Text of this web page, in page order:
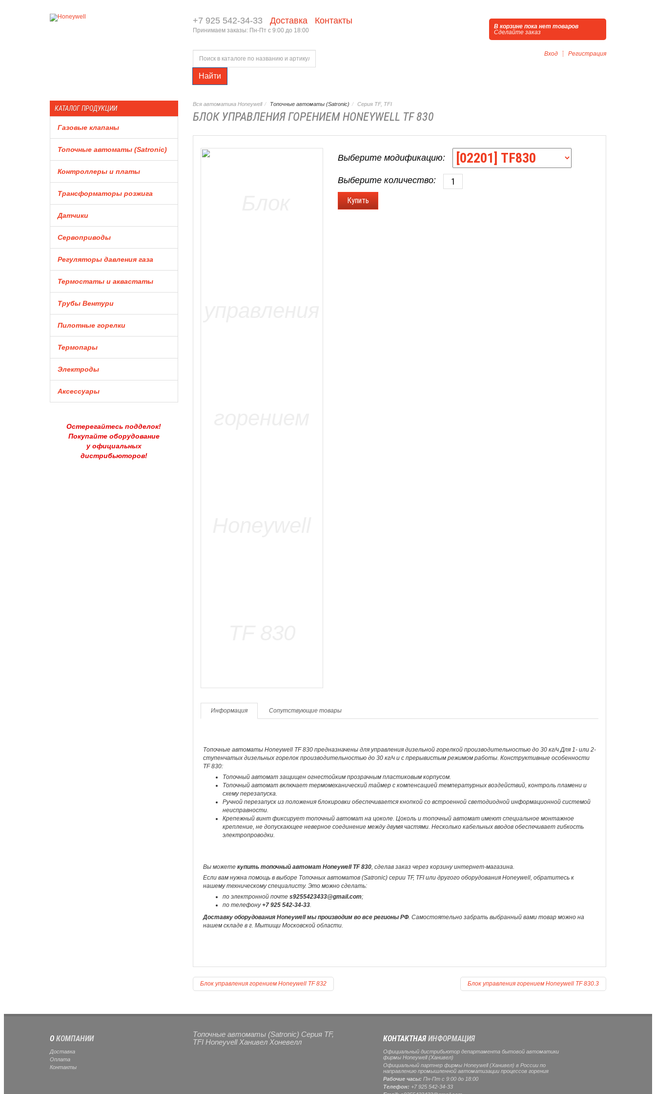
+7 925 542-34-33 Доставка Контакты
Принимаем заказы: Пн-Пт с 9:00 до 18:00
В корзине пока нет товаров
Сделайте заказ
Найти
Вход Регистрация
КАТАЛОГ ПРОДУКЦИИ
Газовые клапаны
Топочные автоматы (Satronic)
Контроллеры и платы
Трансформаторы розжига
Датчики
Сервоприводы
Регуляторы давления газа
Термостаты и аквастаты
Трубы Вентури
Пилотные горелки
Термопары
Электроды
Аксессуары
Остерегайтесь подделок!
Покупайте оборудование
у официальных
дистрибьюторов!
Вся автоматика Honeywell Топочные автоматы (Satronic) Серия TF, TFI
БЛОК УПРАВЛЕНИЯ ГОРЕНИЕМ HONEYWELL TF 830
Выберите модификацию:
Выберите количество:
Информация Сопутствующие товары
Топочные автоматы Honeywell TF 830 предназначены для управления дизельной горелкой производительностью до 30 кг/ч Для 1- или 2-
ступенчатых дизельных горелок производительностью до 30 кг/ч и с прерывистым режимом работы. Конструктивные особенности
TF 830:
Топочный автомат защищен огнестойким прозрачным пластиковым корпусом.
Топочный автомат включает термомеханический таймер с компенсацией температурных воздействий, контроль пламени и
схему перезапуска.
Ручной перезапуск из положения блокировки обеспечивается кнопкой со встроенной светодиодной информационной системой
неисправности.
Крепежный винт фиксирует топочный автомат на цоколе. Цоколь и топочный автомат имеют специальное монтажное
крепление, не допускающее неверное соединение между двумя частями. Несколько кабельных вводов обеспечивает гибкость
электропроводки.
Вы можете купить топочный автомат Honeywell TF 830, сделав заказ через корзину интернет-магазина.
Если вам нужна помощь в выборе Топочных автоматов (Satronic) серии TF, TFI или другого оборудования Honeywell, обратитесь к
нашему техническому специалисту. Это можно сделать:
по электронной почте s9255423433@gmail.com;
по телефону+7 925 542-34-33.
Доставку оборудования Honeywell мы производим во все регионы РФ. Самостоятельно забрать выбранный вами товар можно на
нашем складе в г. Мытищи Московской области.
Блок управления горением Honeywell TF 832 Блок управления горением Honeywell TF 830.3
О КОМПАНИИ
Доставка
Оплата
Контакты
Топочные автоматы (Satronic) Серия TF,
TFI Honeyvell Ханивел Хоневелл
КОНТАКТНАЯИНФОРМАЦИЯ
Официальный дистрибьютор департамента бытовой автоматики
фирмы Honeywell (Ханивел)
Официальный партнер фирмы Honeywell (Ханивел) в России по
направлению промышленной автоматизации процессов горения
Рабочие часы: Пн-Пт с 9:00 до 18:00
Телефон: +7 925 542-34-33